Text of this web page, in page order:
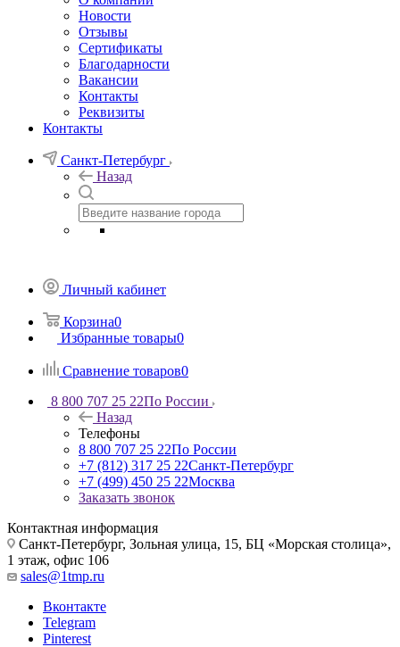
Новости
Отзывы
Сертификаты
Благодарности
Вакансии
Контакты
Реквизиты
Контакты
Санкт-Петербург
Назад
Личный кабинет
Корзина0
Избранные товары0
Сравнение товаров0
8 800 707 25 22По России
Назад
Телефоны
8 800 707 25 22По России
+7 (812) 317 25 22Санкт-Петербург
+7 (499) 450 25 22Москва
Заказать звонок
Контактная информация
Санкт-Петербург, Зольная улица, 15, БЦ «Морская столица»,
1 этаж, офис 106
sales@1tmp.ru
Вконтакте
Telegram
Pinterest